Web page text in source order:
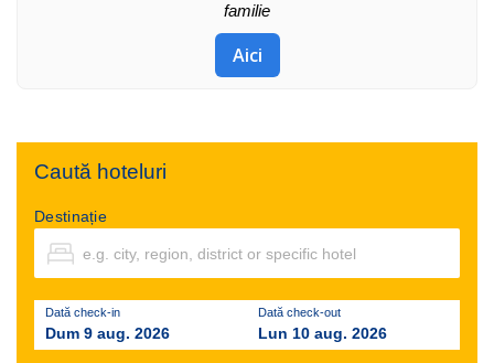
familie
Aici
Caută hoteluri
Destinație
Dată check-in
Dum 9 aug. 2026
Dată check-out
Lun 10 aug. 2026